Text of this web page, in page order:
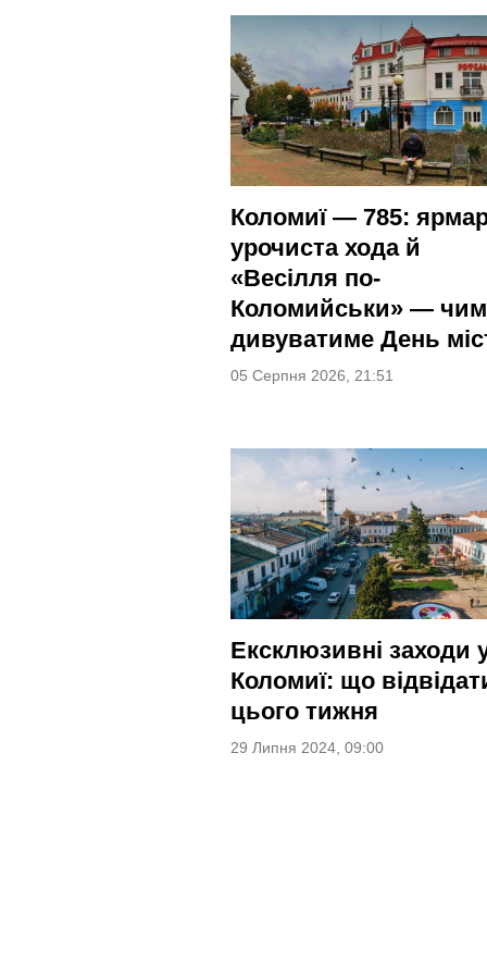
Коломиї — 785:
урочиста хода й
«Весілля по-
Коломийськи» — чим
дивуватиме День
05 Серпня 2026, 21:51
Ексклюзивні заходи
Коломиї: що
цього тижня
29 Липня 2024, 09:00